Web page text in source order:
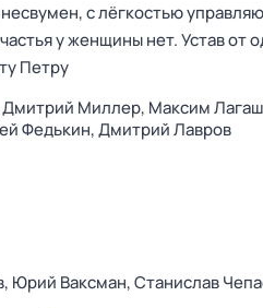
с лёгкостью
у женщины нет. Устав от
Петру
Дмитрий Миллер, Максим
Федькин,Дмитрий Лавров
Юрий Ваксман,Станислав